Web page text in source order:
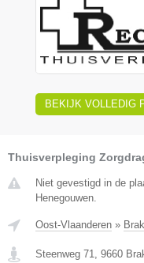
BEKIJK VOLLEDIG
Thuisverpleging
Niet gevestigd in de
Henegouwen.
Oost-Vlaanderen »
Steenweg 71 9660